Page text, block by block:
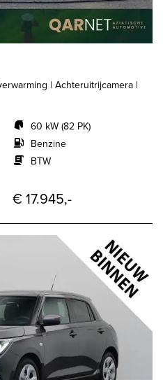
| Achteruitrijcamera |
60 kW (82 PK)
Benzine
BTW
€ 17.945,-